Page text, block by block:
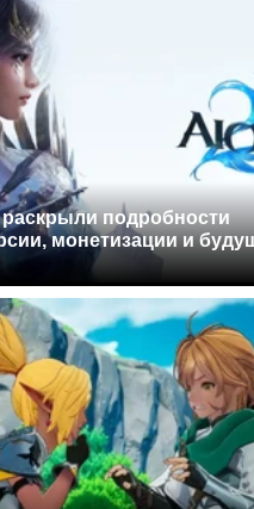
подробности
монетизации и